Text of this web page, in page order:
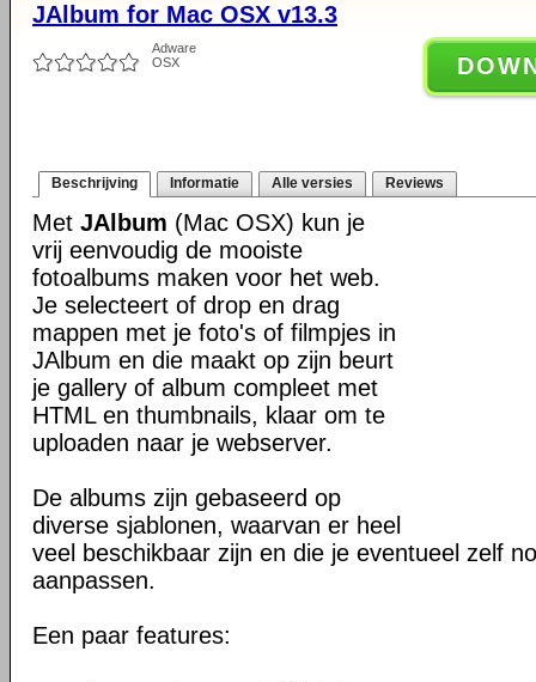
JAlbum for Mac OSX v13.3
Adware
OSX
Beschrijving Informatie Alle versies Reviews
Met JAlbum (Mac OSX) kun je
vrij eenvoudig de mooiste
fotoalbums maken voor het web.
Je selecteert of drop en drag
mappen met je foto's of filmpjes in
JAlbum en die maakt op zijn beurt
je gallery of album compleet met
HTML en thumbnails, klaar om te
uploaden naar je webserver.
De albums zijn gebaseerd op
diverse sjablonen, waarvan er heel
veel beschikbaar zijn en die je eventueel zelf
aanpassen.
Een paar features: